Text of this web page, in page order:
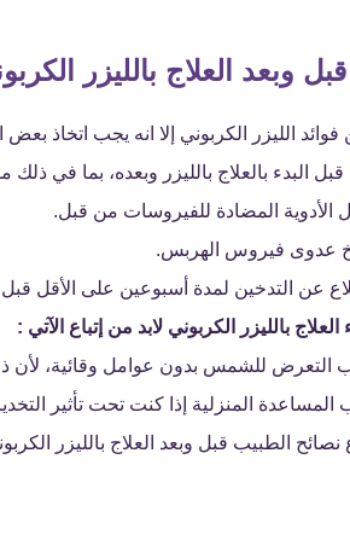
وبعد العلاج بالليزر
فوائد الليزر الكربوني إلا انه يجب اتخاذ
قبل البدء بالعلاج بالليزر وبعده، بما في ذلك
الأدوية المضادة للفيروسات من قبل.
عدوى فيروس الهربس.
عن التدخين لمدة أسبوعين على الأقل
العلاج بالليزر الكربوني لابد من إتباع الآتي :
التعرض للشمس بدون عوامل وقائية، لأن
المنزلية إذا كنت تحت تأثير التخدير
نصائح الطبيب قبل وبعد العلاج بالليزر